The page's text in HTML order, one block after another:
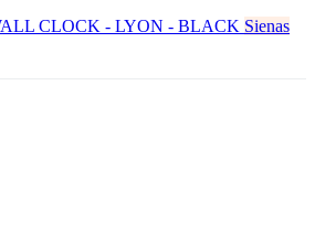
CLOCK - LYON - BLACK Sienas